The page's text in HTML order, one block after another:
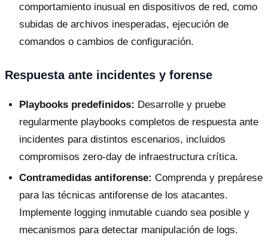
comportamiento inusual en dispositivos de red, como
subidas de archivos inesperadas, ejecución de
comandos o cambios de configuración.
Respuesta ante incidentes y forense
Playbooks predefinidos: Desarrolle y pruebe
regularmente playbooks completos de respuesta ante
incidentes para distintos escenarios, incluidos
compromisos zero-day de infraestructura crítica.
Contramedidas antiforense: Comprenda y prepárese
para las técnicas antiforense de los atacantes.
Implemente logging inmutable cuando sea posible y
mecanismos para detectar manipulación de logs.